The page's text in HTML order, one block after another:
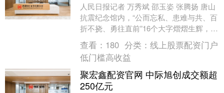
人民日报记者 万秀斌 邵玉姿 张腾扬 唐山
抗震纪念馆内，“公而忘私、患难与共、百
折不挠、勇往直前”16个大字熠熠生辉，镌
刻着1976年抗震救灾的精神力量，见证
着....
查看： 180 分类： 线上股票配资门户
低门槛高收益
聚宏鑫配资官网 中际旭创成交额超
250亿元